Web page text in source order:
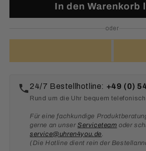
In den Warenkorb
oder
24/7 Bestellhotline: +49 (0)
Rund um die Uhr bequem
Für eine fachkundige
gerne an unser Serviceteam oder
service@uhren4you.de.
(Die Hotline dient rein der